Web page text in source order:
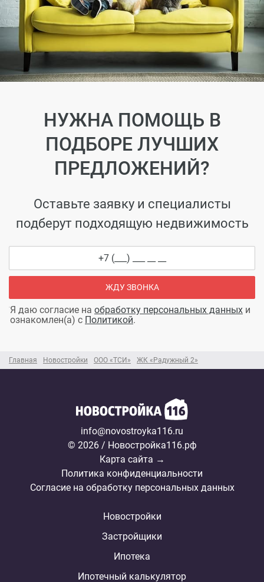
Главная Новостройки ООО «ТСИ» ЖК «Радужный 2»
НУЖНА ПОМОЩЬ В
ПОДБОРЕ ЛУЧШИХ
ПРЕДЛОЖЕНИЙ?
Оставьте заявку и специалисты
подберут подходящую недвижимость
ЖДУ ЗВОНКА
Я даю согласие на обработку персональных данных и
ознакомлен(а) с Политикой.
info@novostroyka116.ru
© 2026 / Новостройка116.рф
Карта сайта →
Политика конфиденциальности
Согласие на обработку персональных данных
Новостройки
Застройщики
Ипотека
Ипотечный калькулятор